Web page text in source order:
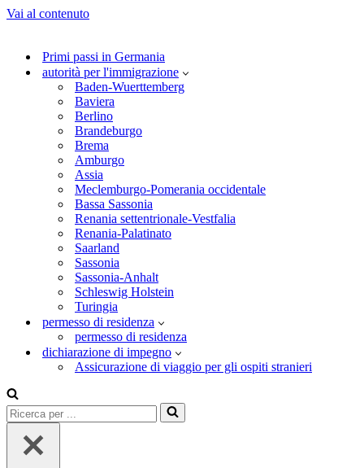
Vai al contenuto
Primi passi in Germania
autorità per l'immigrazione
Baden-Wuerttemberg
Baviera
Berlino
Brandeburgo
Brema
Amburgo
Assia
Meclemburgo-Pomerania occidentale
Bassa Sassonia
Renania settentrionale-Vestfalia
Renania-Palatinato
Saarland
Sassonia
Sassonia-Anhalt
Schleswig Holstein
Turingia
permesso di residenza
permesso di residenza
dichiarazione di impegno
Assicurazione di viaggio per gli ospiti stranieri
Ricerca
per